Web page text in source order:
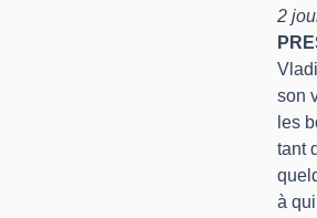
2
son
les
tant
à